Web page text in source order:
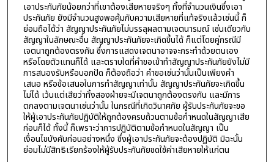
เอาประกันภัยน้อยกว่าที่เขาต้องเสียหายจริงๆ ทั้งที่จำนวนเงินซึ่งเอา
ประกันภัย ยังมีจำนวนสูงพอคุ้มกับความเสียหายที่แท้จริงแล้วเช่นนี้ ก็
ย่อมถือได้ว่า สัญญาประกันภัยไม่บรรลุผลตามเจตนารมณ์ เช่นเดียวกับ
สัญญาในลักษณะอื่น สัญญาประกันภัยจะเกิดขึ้นได้ ก็แต่โดยคู่กรณีมี
เจตนาถูกต้องตรงกัน ซึ่งการแสดงเจตนาอาจจะกระทำด้วยตนเอง
หรือโดยตัวแทนก็ได้ และตราบใดที่คำขอเข้าทำสัญญาประกันภัยยังไม่มี
การสนองรับหรือบอกปัด ก็ต้องถือว่า คำขอเช่นว่านั้นเป็นเพียงคำ
เสนอ หรือข้อเสนอในการทำสัญญาเท่านั้น สัญญาประกันภัยจะเกิดขึ้น
ไม่ได้ เว้นแต่เสียว่าทั้งสองฝ่ายจะมีเจตนาถูกต้องตรงกัน และมีการ
ตกลงตามเจตนาเช่นว่านั้น ในกรณีที่เกิดวินาศภัย ผู้รับประกันภัยจะขอ
ให้ผู้เอาประกันภัยปฏิบัติให้ถูกต้องครบถ้วนตามข้อกำหนดในสัญญาเสีย
ก่อนก็ได้ ทั้งนี้ ก็เพราะว่าการปฏิบัติตามข้อกำหนดในสัญญา เป็น
เงื่อนไขบังคับก่อนอย่างหนึ่ง ซึ่งผู้เอาประกันภัยจะต้องปฏิบัติ มิฉะนั้น
ย่อมไม่มีสิทธิเรียกร้องให้ผู้รับประกันภัยชดใช้ค่าเสียหายให้แก่ตน